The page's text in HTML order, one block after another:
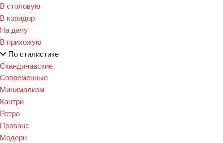
В столовую
В коридор
На дачу
В прихожую
По стилистике
Скандинавские
Современные
Минимализм
Кантри
Ретро
Прованс
Модерн